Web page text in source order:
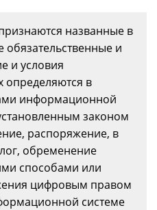
названные в
обязательственные и
и условия
определяются в
информационной
законом
распоряжение, в
обременение
способами или
цифровым правом
системе